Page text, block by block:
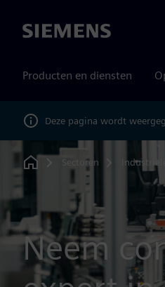
Siemens
Producten en diensten
Deze pagina wordt
Home
Sectoren
Neem